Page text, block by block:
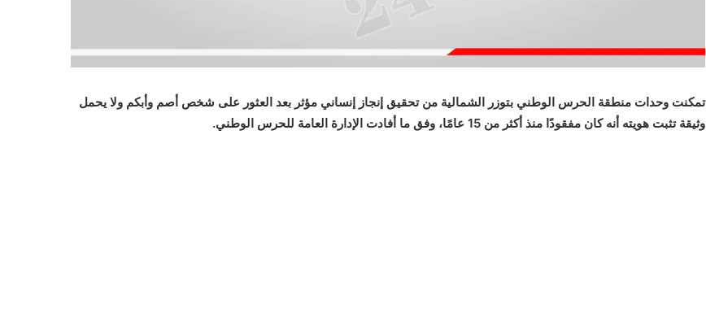
تمكنت وحدات منطقة الحرس الوطني بتوزر الشمالية من تحقيق إنجاز إنساني مؤثر بعد العثور على شخص أصم وأبكم ولا يحمل
وثيقة تثبت هويته أنه كان مفقودًا منذ أكثر من 15 عامًا، وفق ما أفادت الإدارة العامة للحرس الوطني.